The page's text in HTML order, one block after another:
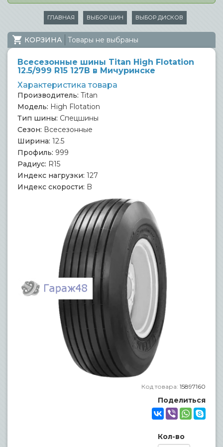
ГЛАВНАЯ ВЫБОР ШИН ВЫБОР ДИСКОВ
КОРЗИНА Товары не выбраны
Всесезонные шины Titan High Flotation
12.5/999 R15 127B в Мичуринске
Характеристика товара
Производитель: Titan
Модель: High Flotation
Тип шины: Спецшины
Сезон: Всесезонные
Ширина: 12.5
Профиль: 999
Радиус: R15
Индекс нагрузки: 127
Индекс скорости: B
Код товара: 15897160
Поделиться
Кол-во